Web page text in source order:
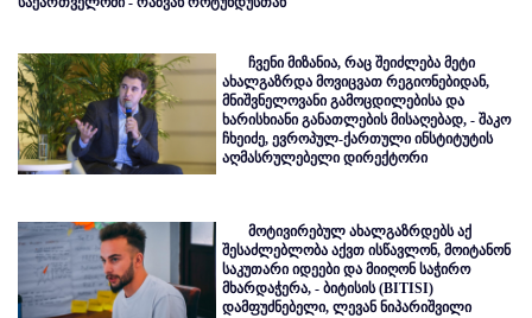
ჩვენი მიზანია, რაც შეიძლება მეტი
ახალგაზრდა მოვიცვათ რეგიონებიდან,
მნიშვნელოვანი გამოცდილებისა და
ხარისხიანი განათლების მისაღებად, - შაკო
ჩხეიძე, ევროპულ-ქართული ინსტიტუტის
აღმასრულებელი დირექტორი
მოტივირებულ ახალგაზრდებს აქ
შესაძლებლობა აქვთ ისწავლონ, მოიტანონ
საკუთარი იდეები და მიიღონ საჭირო
მხარდაჭერა, - ბიტისის (BITISI)
დამფუძნებელი, ლევან ნიპარიშვილი